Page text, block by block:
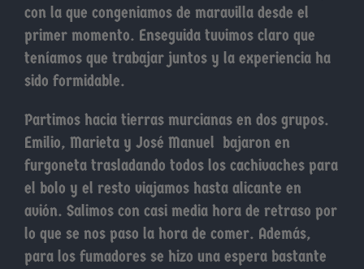
con la que congeniamos de maravilla desde el
primer momento. Enseguida tuvimos claro que
teníamos que trabajar juntos y la experiencia ha
sido formidable.
Partimos hacia tierras murcianas en dos grupos.
Emilio, Marieta y José Manuel bajaron en
furgoneta trasladando todos los cachivaches para
el bolo y el resto viajamos hasta alicante en
avión. Salimos con casi media hora de retraso por
lo que se nos paso la hora de comer. Además,
para los fumadores se hizo una espera bastante